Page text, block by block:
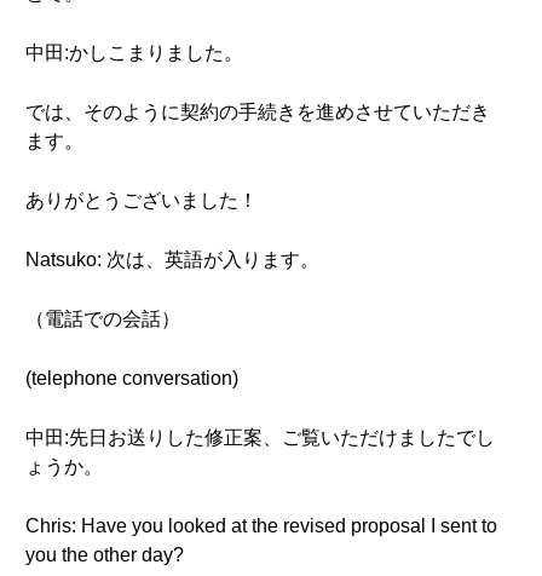
中田:かしこまりました。
では、そのように契約の手続きを進めさせていただき
ます。
ありがとうございました！
Natsuko: 次は、英語が入ります。
（電話での会話）
(telephone conversation)
中田:先日お送りした修正案、ご覧いただけましたでし
ょうか。
Chris: Have you looked at the revised proposal I sent to
you the other day?